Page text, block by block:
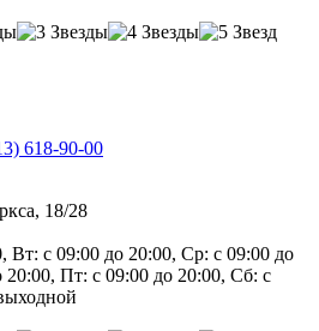
618-90-00
18/28
Вт: с 09:00 до 20:00, Ср: с 09:00 до
20:00, Пт: с 09:00 до 20:00, Сб: с